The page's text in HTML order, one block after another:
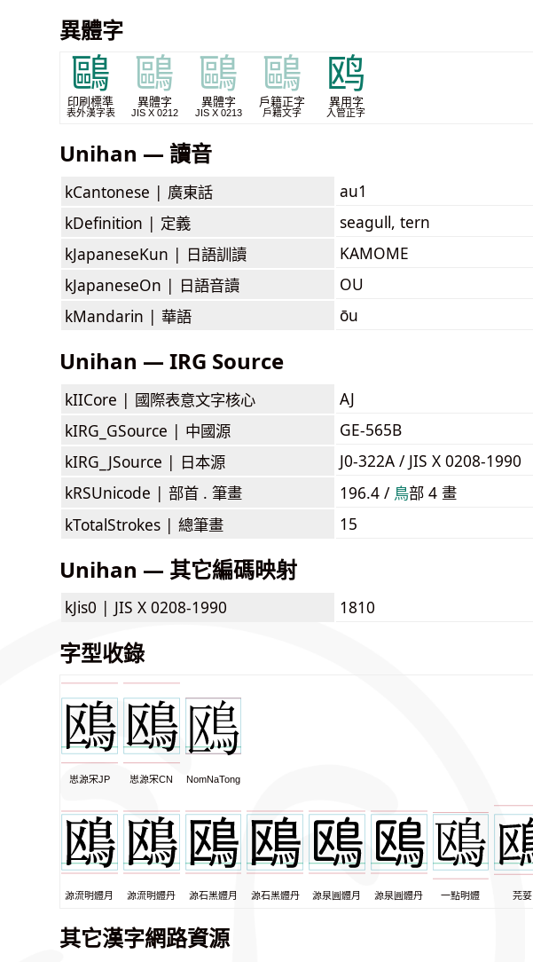
異體字
鷗
印刷標準
表外漢字表
鷗
異體字
JIS X 0212
鷗
異體字
JIS X 0213
鷗
戶籍正字
戶籍文字
鸥
異用字
入管正字
Unihan — 讀音
kCantonese | 廣東話
au1
kDefinition | 定義
seagull, tern
kJapaneseKun | 日語訓讀
KAMOME
kJapaneseOn | 日語音讀
OU
kMandarin | 華語 ōu
Unihan — IRG Source
kIICore | 國際表意文字核心
AJ
kIRG_GSource | 中國源
GE-565B
kIRG_JSource | 日本源
J0-322A / JIS X 0208-1990
kRSUnicode | 部首 . 筆畫 196.4 / ⿃部 4 畫
kTotalStrokes | 總筆畫 15
Unihan — 其它編碼映射
kJis0 | JIS X 0208-1990 1810
字型收錄
思源宋JP 思源宋CN NomNaTong
源流明體月 源流明體丹 源石黑體月 源石黑體丹 源泉圓體月 源泉圓體丹 一點明體 芫荽
其它漢字網路資源